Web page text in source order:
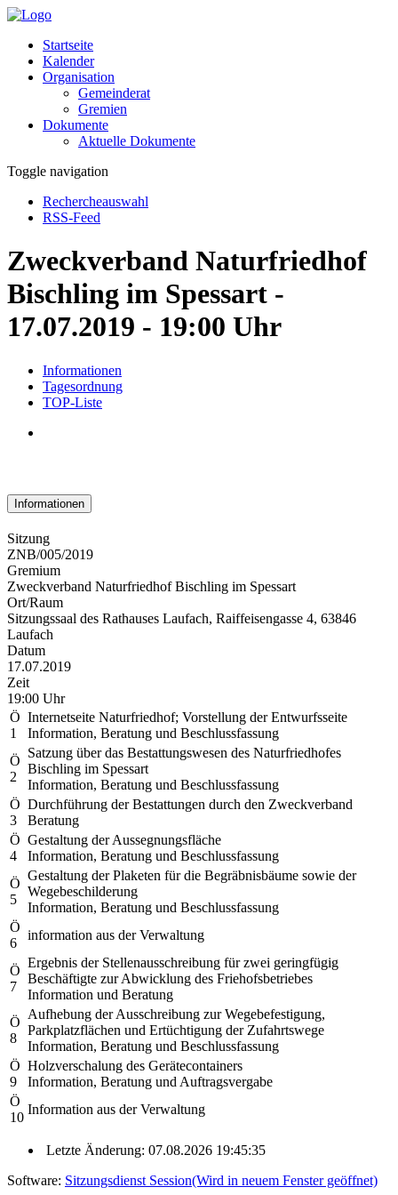
Startseite
Kalender
Organisation
Gemeinderat
Gremien
Dokumente
Aktuelle Dokumente
Toggle navigation
Rechercheauswahl
RSS-Feed
Zweckverband Naturfriedhof
Bischling im Spessart -
17.07.2019 - 19:00 Uhr
Informationen
Tagesordnung
TOP-Liste
Informationen
Sitzung
ZNB/005/2019
Gremium
Zweckverband Naturfriedhof Bischling im Spessart
Ort/Raum
Sitzungssaal des Rathauses Laufach, Raiffeisengasse 4, 63846
Laufach
Datum
17.07.2019
Zeit
19:00 Uhr
Ö
1
Internetseite Naturfriedhof; Vorstellung der Entwurfsseite
Information, Beratung und Beschlussfassung
Ö
2
Satzung über das Bestattungswesen des Naturfriedhofes
Bischling im Spessart
Information, Beratung und Beschlussfassung
Ö
3
Durchführung der Bestattungen durch den Zweckverband
Beratung
Ö
4
Gestaltung der Aussegnungsfläche
Information, Beratung und Beschlussfassung
Ö
5
Gestaltung der Plaketen für die Begräbnisbäume sowie der
Wegebeschilderung
Information, Beratung und Beschlussfassung
Ö
6
information aus der Verwaltung
Ö
7
Ergebnis der Stellenausschreibung für zwei geringfügig
Beschäftigte zur Abwicklung des Friehofsbetriebes
Information und Beratung
Ö
8
Aufhebung der Ausschreibung zur Wegebefestigung,
Parkplatzflächen und Ertüchtigung der Zufahrtswege
Information, Beratung und Beschlussfassung
Ö
9
Holzverschalung des Gerätecontainers
Information, Beratung und Auftragsvergabe
Ö
10
Information aus der Verwaltung
Letzte Änderung: 07.08.2026 19:45:35
Software: Sitzungsdienst Session(Wird in neuem Fenster geöffnet)